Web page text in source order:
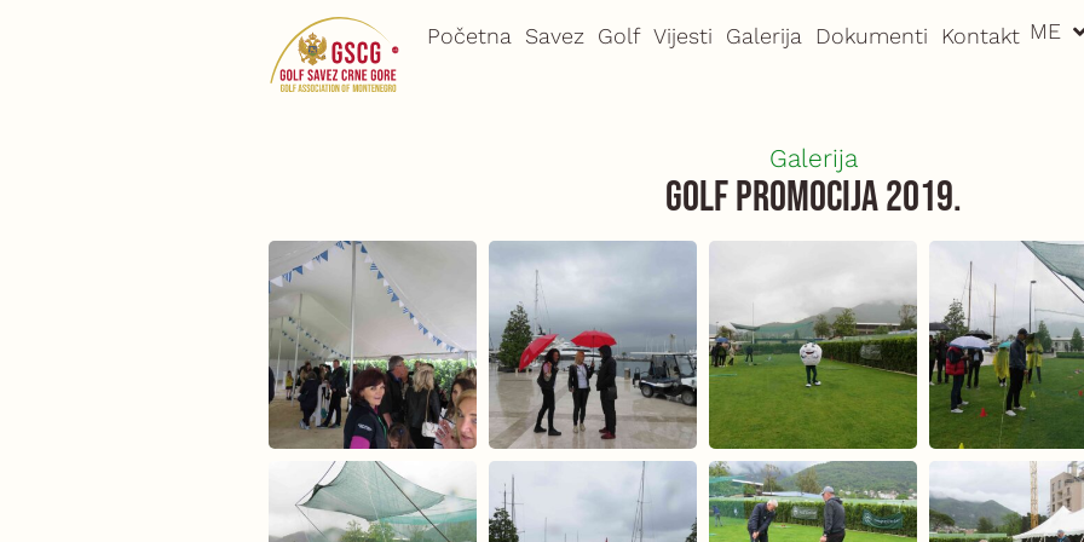
Početna Savez Golf Vijesti Galerija Dokumenti Kontakt ME
EN
Galerija
Golf promocija 2019.